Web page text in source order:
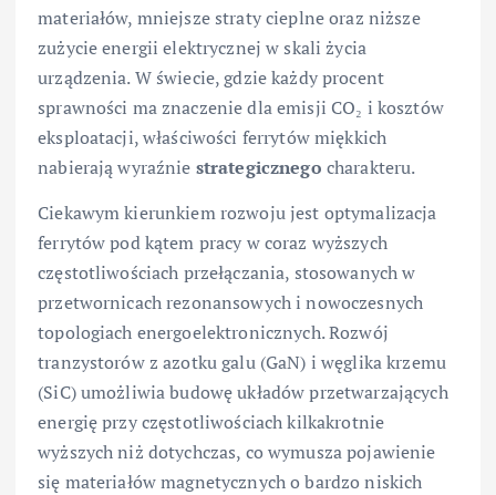
materiałów, mniejsze straty cieplne oraz niższe
zużycie energii elektrycznej w skali życia
urządzenia. W świecie, gdzie każdy procent
sprawności ma znaczenie dla emisji CO₂ i kosztów
eksploatacji, właściwości ferrytów miękkich
nabierają wyraźnie strategicznego charakteru.
Ciekawym kierunkiem rozwoju jest optymalizacja
ferrytów pod kątem pracy w coraz wyższych
częstotliwościach przełączania, stosowanych w
przetwornicach rezonansowych i nowoczesnych
topologiach energoelektronicznych. Rozwój
tranzystorów z azotku galu (GaN) i węglika krzemu
(SiC) umożliwia budowę układów przetwarzających
energię przy częstotliwościach kilkakrotnie
wyższych niż dotychczas, co wymusza pojawienie
się materiałów magnetycznych o bardzo niskich